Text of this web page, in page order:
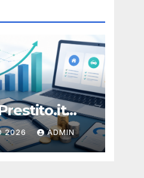
durata
della
2026 ADMIN